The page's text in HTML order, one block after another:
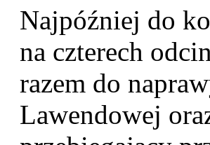
Najpóźniej do
na czterech
razem do
Lawendowej